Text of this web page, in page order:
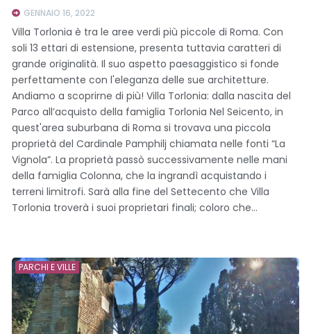
GENNAIO 16, 2022
Villa Torlonia è tra le aree verdi più piccole di Roma. Con
soli 13 ettari di estensione, presenta tuttavia caratteri di
grande originalità. Il suo aspetto paesaggistico si fonde
perfettamente con l'eleganza delle sue architetture.
Andiamo a scoprirne di più! Villa Torlonia: dalla nascita del
Parco all’acquisto della famiglia Torlonia Nel Seicento, in
quest'area suburbana di Roma si trovava una piccola
proprietà del Cardinale Pamphilj chiamata nelle fonti “La
Vignola”. La proprietà passò successivamente nelle mani
della famiglia Colonna, che la ingrandì acquistando i
terreni limitrofi. Sarà alla fine del Settecento che Villa
Torlonia troverà i suoi proprietari finali; coloro che...
PARCHI E VILLE